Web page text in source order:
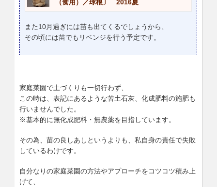
（食用）／球根〕 2016夏
また10月過ぎには苗も出てくるでしょうから、
その頃には苗でもリベンジを行う予定です。
家庭菜園で土づくりも一切行わず、
この時は、表記にあるような苦土石灰、化成肥料の施肥も
行いませんでした。
※基本的に無化成肥料・無農薬を目指しています。
その為、苗の良しあしというよりも、私自身の責任で失敗
しているわけです。
自分なりの家庭菜園の方法やアプローチをコツコツ積み上
げて、